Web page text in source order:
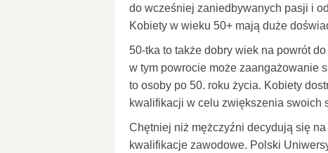
do wcześniej zaniedbywanych pasji i
Kobiety w wieku 50+ mają duże
50-tka to także dobry wiek na powrót
w tym powrocie może zaangażowanie
to osoby po 50. roku życia. Kobiety
kwalifikacji w celu zwiększenia swoich
Chętniej niż mężczyźni decydują się
kwalifikacje zawodowe. Polski